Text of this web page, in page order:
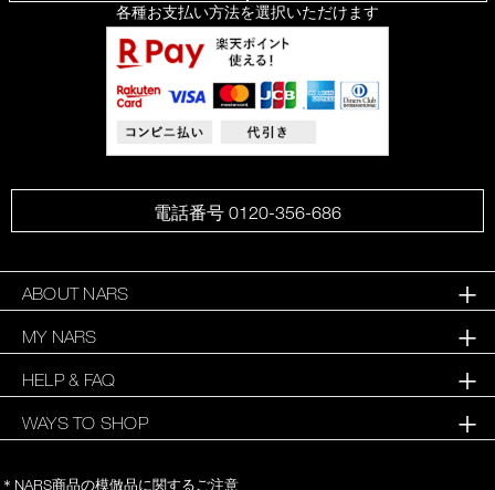
各種お支払い方法を選択いただけます
電話番号 0120-356-686
ABOUT NARS
MY NARS
HELP & FAQ
WAYS TO SHOP
＊NARS商品の模倣品に関するご注意